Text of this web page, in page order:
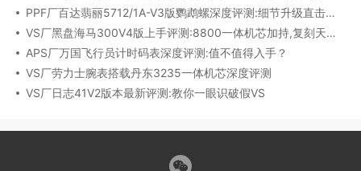
PPF厂百达翡丽5712/1A-V3版鹦鹉螺深度评测:细节升级直击正品
VS厂黑盘海马300V4版上手评测:8800一体机芯加持,复刻天花板实至名归?
APS厂万国飞行员计时码表深度评测:值不值得入手？
VS厂劳力士腕表搭载丹东3235一体机芯深度评测
VS厂日志41V2版本最新评测:教你一眼识破假VS